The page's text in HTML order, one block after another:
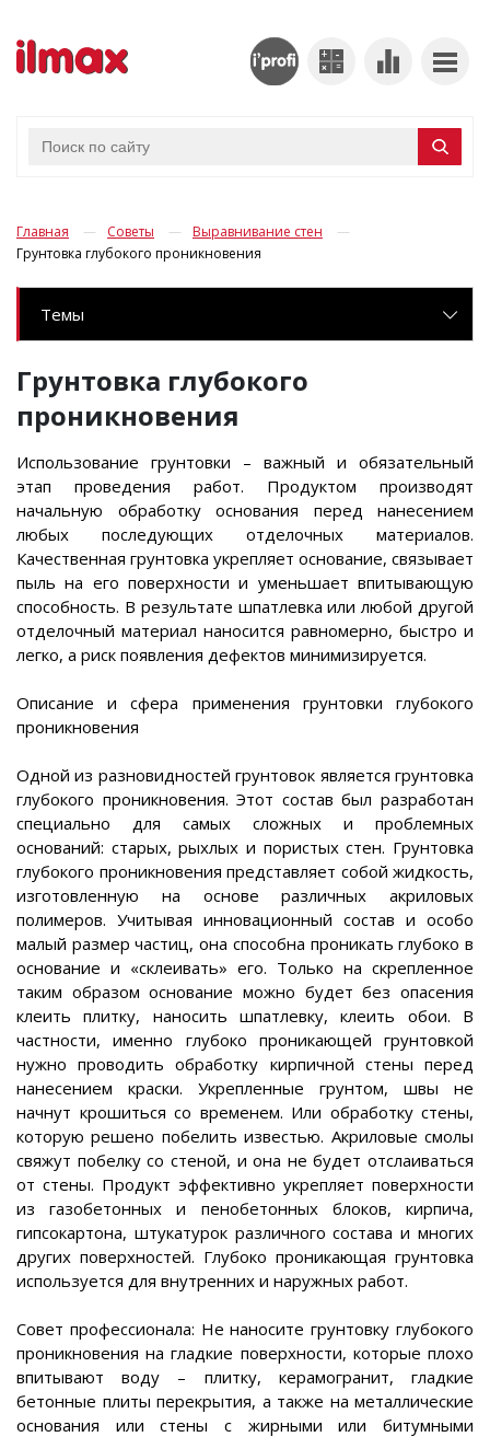
Главная Советы
Выравнивание стен
Грунтовка глубокого проникновения
Темы
Грунтовка глубокого
проникновения
Использование грунтовки – важный и обязательный
этап проведения работ. Продуктом производят
начальную обработку основания перед нанесением
любых последующих отделочных материалов.
Качественная грунтовка укрепляет основание, связывает
пыль на его поверхности и уменьшает впитывающую
способность. В результате шпатлевка или любой другой
отделочный материал наносится равномерно, быстро и
легко, а риск появления дефектов минимизируется.
Описание и сфера применения грунтовки глубокого
проникновения
Одной из разновидностей грунтовок является грунтовка
глубокого проникновения. Этот состав был разработан
специально для самых сложных и проблемных
оснований: старых, рыхлых и пористых стен. Грунтовка
глубокого проникновения представляет собой жидкость,
изготовленную на основе различных акриловых
полимеров. Учитывая инновационный состав и особо
малый размер частиц, она способна проникать глубоко в
основание и «склеивать» его. Только на скрепленное
таким образом основание можно будет без опасения
клеить плитку, наносить шпатлевку, клеить обои. В
частности, именно глубоко проникающей грунтовкой
нужно проводить обработку кирпичной стены перед
нанесением краски. Укрепленные грунтом, швы не
начнут крошиться со временем. Или обработку стены,
которую решено побелить известью. Акриловые смолы
свяжут побелку со стеной, и она не будет отслаиваться
от стены. Продукт эффективно укрепляет поверхности
из газобетонных и пенобетонных блоков, кирпича,
гипсокартона, штукатурок различного состава и многих
других поверхностей. Глубоко проникающая грунтовка
используется для внутренних и наружных работ.
Совет профессионала: Не наносите грунтовку глубокого
проникновения на гладкие поверхности, которые плохо
впитывают воду – плитку, керамогранит, гладкие
бетонные плиты перекрытия, а также на металлические
основания или стены с жирными или битумными